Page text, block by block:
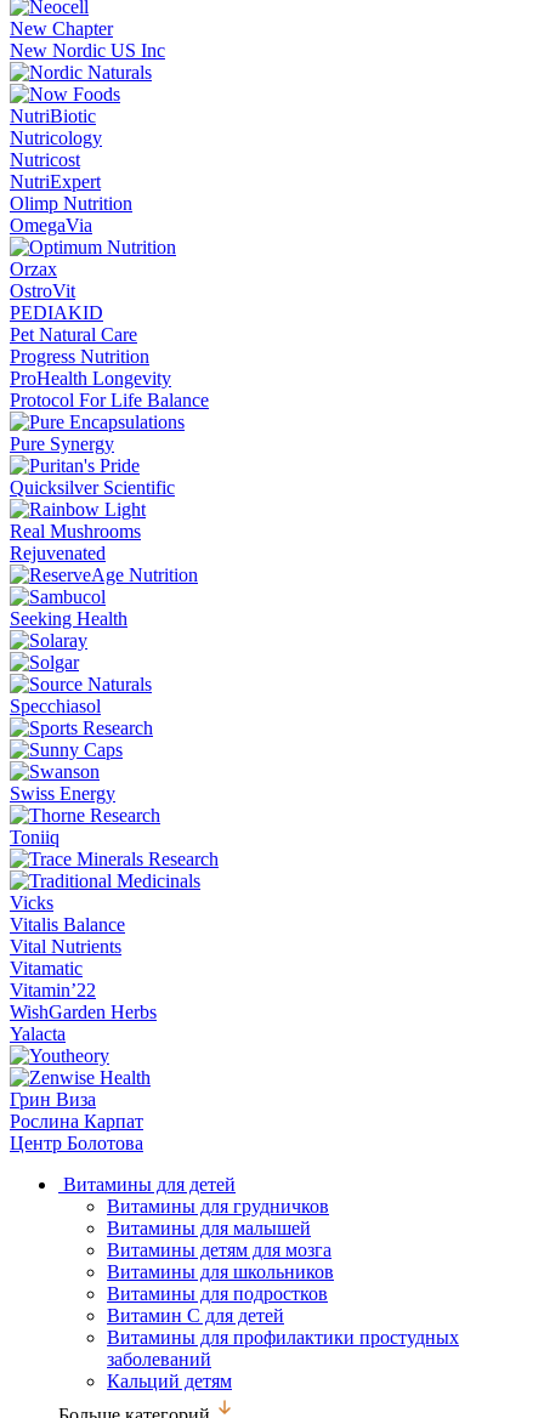
New Chapter
New Nordic US Inc
NutriBiotic
Nutricology
Nutricost
NutriExpert
Olimp Nutrition
OmegaVia
Orzax
OstroVit
PEDIAKID
Pet Natural Care
Progress Nutrition
ProHealth Longevity
Protocol For Life Balance
Pure Synergy
Quicksilver Scientific
Real Mushrooms
Rejuvenated
Seeking Health
Specchiasol
Swiss Energy
Toniiq
Vicks
Vitalis Balance
Vital Nutrients
Vitamatic
Vitamin’22
WishGarden Herbs
Yalacta
Грин Виза
Рослина Карпат
Центр Болотова
Витамины для детей
Витамины для грудничков
Витамины для малышей
Витамины детям для мозга
Витамины для школьников
Витамины для подростков
Витамин С для детей
Витамины для профилактики простудных
заболеваний
Кальций детям